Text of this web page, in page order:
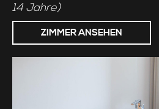
14 Jahre)
ZIMMER ANSEHEN